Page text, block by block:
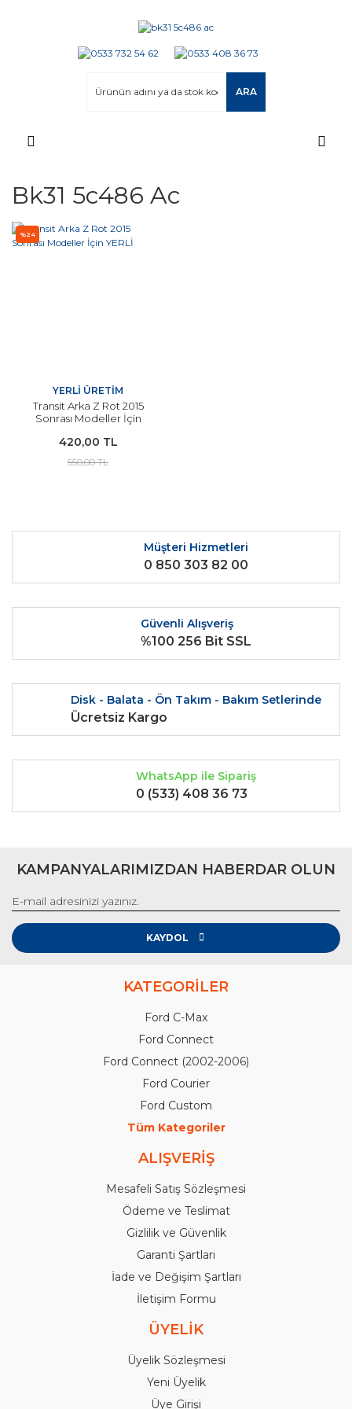
ARA
Bk31 5c486 Ac
%24
YERLİ ÜRETİM
Transit Arka Z Rot 2015
Sonrası Modeller İçin
420,00 TL
550,00 TL
Müşteri Hizmetleri
0 850 303 82 00
Güvenli Alışveriş
%100 256 Bit SSL
Disk - Balata - Ön Takım - Bakım Setlerinde
Ücretsiz Kargo
WhatsApp ile Sipariş
0 (533) 408 36 73
KAMPANYALARIMIZDAN HABERDAR OLUN
KAYDOL
KATEGORİLER
Ford C-Max
Ford Connect
Ford Connect (2002-2006)
Ford Courier
Ford Custom
Tüm Kategoriler
ALIŞVERİŞ
Mesafeli Satış Sözleşmesi
Ödeme ve Teslimat
Gizlilik ve Güvenlik
Garanti Şartları
İade ve Değişim Şartları
İletişim Formu
ÜYELİK
Üyelik Sözleşmesi
Yeni Üyelik
Üye Girişi